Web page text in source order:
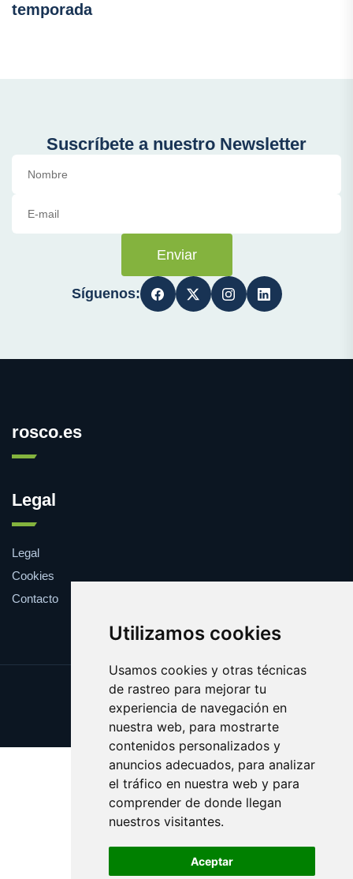
Utilizamos cookies
Usamos cookies y otras técnicas
de rastreo para mejorar tu
experiencia de navegación en
nuestra web, para mostrarte
contenidos personalizados y
anuncios adecuados, para analizar
el tráfico en nuestra web y para
comprender de donde llegan
nuestros visitantes.
Aceptar
temporada
Suscríbete a nuestro Newsletter
Enviar
Síguenos:
rosco.es
Legal
Legal
Cookies
Contacto
Update cookies preferences
Copyright © 2025 rosco.es